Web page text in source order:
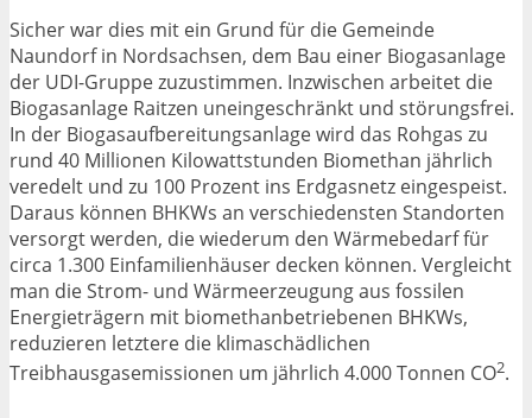
Sicher war dies mit ein Grund für die Gemeinde
Naundorf in Nordsachsen, dem Bau einer Biogasanlage
der UDI-Gruppe zuzustimmen. Inzwischen arbeitet die
Biogasanlage Raitzen uneingeschränkt und störungsfrei.
In der Biogasaufbereitungsanlage wird das Rohgas zu
rund 40 Millionen Kilowattstunden Biomethan jährlich
veredelt und zu 100 Prozent ins Erdgasnetz eingespeist.
Daraus können BHKWs an verschiedensten Standorten
versorgt werden, die wiederum den Wärmebedarf für
circa 1.300 Einfamilienhäuser decken können. Vergleicht
man die Strom- und Wärmeerzeugung aus fossilen
Energieträgern mit biomethanbetriebenen BHKWs,
reduzieren letztere die klimaschädlichen
Treibhausgasemissionen um jährlich 4.000 Tonnen CO2.